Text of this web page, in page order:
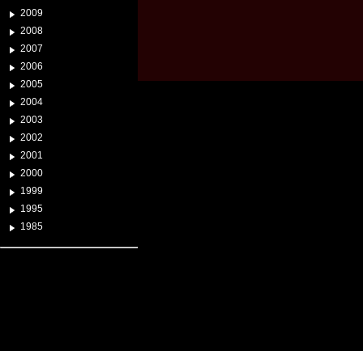
2009
2008
2007
2006
2005
2004
2003
2002
2001
2000
1999
1995
1985